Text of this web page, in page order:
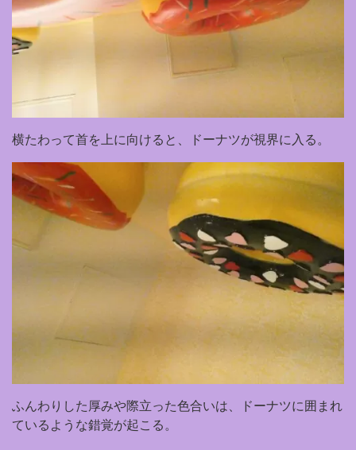
横たわって首を上に向けると、ドーナツが視界に入る。
ふんわりした厚みや際立った色合いは、ドーナツに囲まれ
ているような錯覚が起こる。